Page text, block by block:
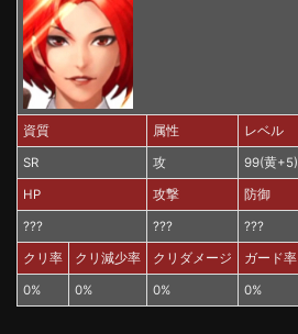
資質 属性 レベル
SR 攻 99(黄+5)
HP 攻撃 防御
??? ??? ???
クリ率 クリ減少率 クリダメージ ガード率
0% 0% 0% 0%